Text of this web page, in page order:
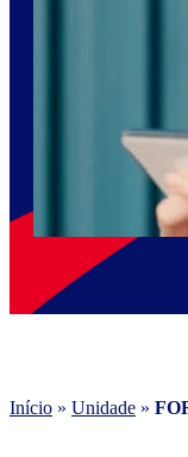
Início » Unidade »